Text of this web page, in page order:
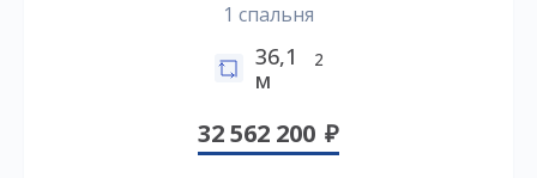
1 спальня
36,1
м
2
32 562 200